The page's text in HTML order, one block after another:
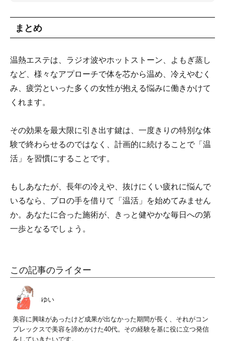
まとめ
温熱エステは、ラジオ波やホットストーン、よもぎ蒸し
など、様々なアプローチで体を芯から温め、冷えやむく
み、疲労といった多くの女性が抱える悩みに働きかけて
くれます。
その効果を最大限に引き出す鍵は、一度きりの特別な体
験で終わらせるのではなく、計画的に続けることで「温
活」を習慣にすることです。
もしあなたが、長年の冷えや、抜けにくい疲れに悩んで
いるなら、プロの手を借りて「温活」を始めてみません
か。あなたに合った施術が、きっと健やかな毎日への第
一歩となるでしょう。
この記事のライター
ゆい
美容に興味があったけど成果が出なかった期間が長く、それがコン
プレックスで美容を諦めかけた40代。その経験を基に役に立つ発信
をしていきたいです。